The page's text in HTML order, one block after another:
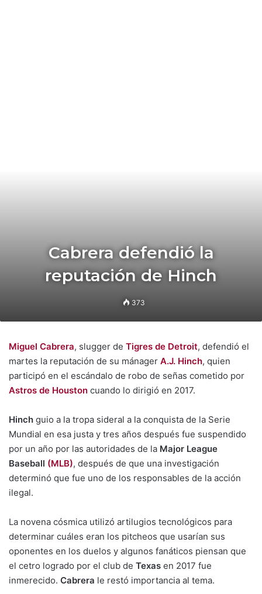
Cabrera defendió la
reputación de Hinch
373
Miguel Cabrera, slugger de Tigres de Detroit, defendió el
martes la reputación de su mánager A.J. Hinch, quien
participó en el escándalo de robo de señas cometido por
Astros de Houston cuando lo dirigió en 2017.
Hinch guio a la tropa sideral a la conquista de la Serie
Mundial en esa justa y tres años después fue suspendido
por un año por las autoridades de la Major League
Baseball (MLB), después de que una investigación
determinó que fue uno de los responsables de la acción
ilegal.
La novena cósmica utilizó artilugios tecnológicos para
determinar cuáles eran los pitcheos que usarían sus
oponentes en los duelos y algunos fanáticos piensan que
el cetro logrado por el club de Texas en 2017 fue
inmerecido. Cabrera le restó importancia al tema.